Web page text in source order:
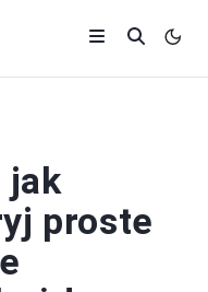
jak
proste